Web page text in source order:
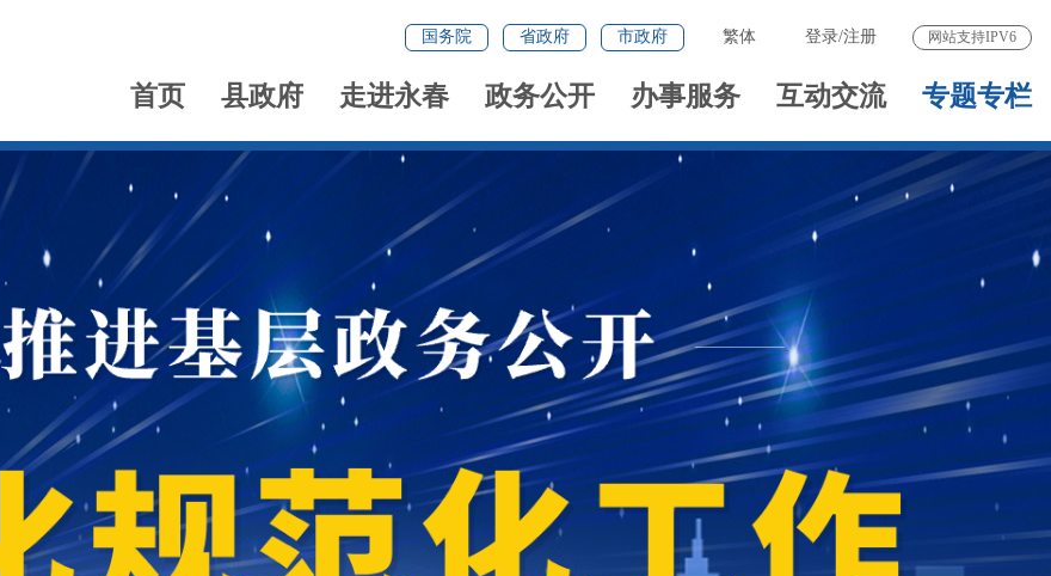
国务院 省政府 市政府 繁体 登录/注册 网站支持IPV6
首页 县政府 走进永春 政务公开 办事服务 互动交流 专题专栏